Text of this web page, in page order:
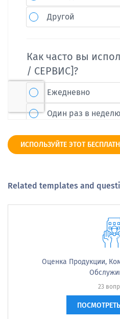
ИСПОЛЬЗУЙТЕ ЭТОТ
Related templates and
Оценка Продукции,
23